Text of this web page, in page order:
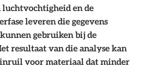
en de
leveren die gegevens
gebruiken bij de
resultaat van die analyse kan
voor materiaal dat minder